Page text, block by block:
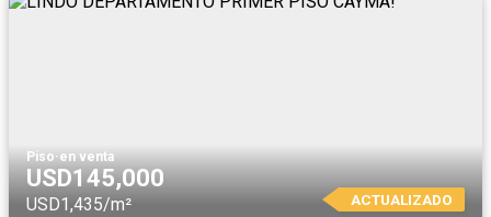
Piso·en venta
USD145,000
USD1,435/m² ACTUALIZADO